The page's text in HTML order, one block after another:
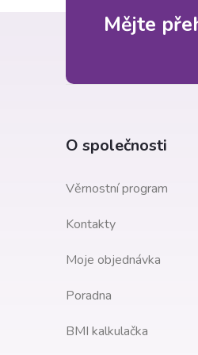
p
v
k
ý
p
i
Mějte
O společnosti
Věrnostní program
Kontakty
Moje objednávka
Poradna
BMI kalkulačka